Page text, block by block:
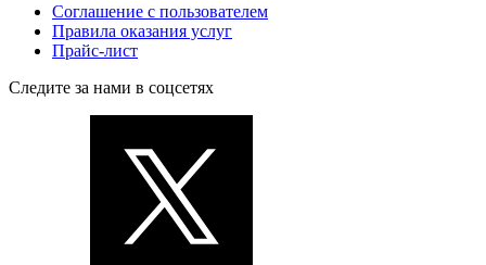
Соглашение с пользователем
Правила оказания услуг
Прайс-лист
Следите за нами в соцсетях